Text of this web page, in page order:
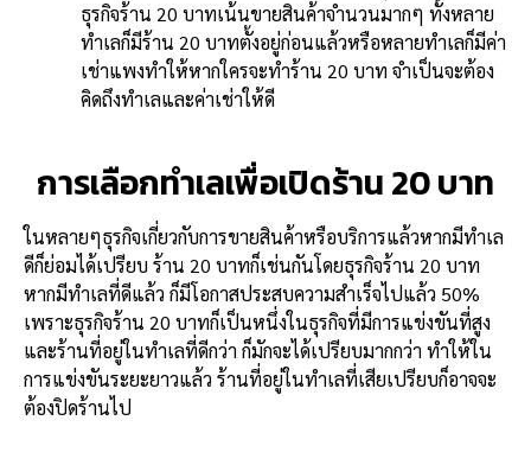
ธุรกิจร้าน 20 บาทเน้นขายสินค้าจำนวนมากๆ ทั้งหลาย
ทำเลก็มีร้าน 20 บาทตั้งอยู่ก่อนแล้วหรือหลายทำเลก็มีค่า
เช่าแพงทำให้หากใครจะทำร้าน 20 บาท จำเป็นจะต้อง
คิดถึงทำเลและค่าเช่าให้ดี
การเลือกทำเลเพื่อเปิดร้าน 20 บาท
ในหลายๆธุรกิจเกี่ยวกับการขายสินค้าหรือบริการแล้วหากมีทำเล
ดีก็ย่อมได้เปรียบ ร้าน 20 บาทก็เช่นกันโดยธุรกิจร้าน 20 บาท
หากมีทำเลที่ดีแล้ว ก็มีโอกาสประสบความสำเร็จไปแล้ว 50%
เพราะธุรกิจร้าน 20 บาทก็เป็นหนึ่งในธุรกิจที่มีการแข่งขันที่สูง
และร้านที่อยู่ในทำเลที่ดีกว่า ก็มักจะได้เปรียบมากกว่า ทำให้ใน
การแข่งขันระยะยาวแล้ว ร้านที่อยู่ในทำเลที่เสียเปรียบก็อาจจะ
ต้องปิดร้านไป